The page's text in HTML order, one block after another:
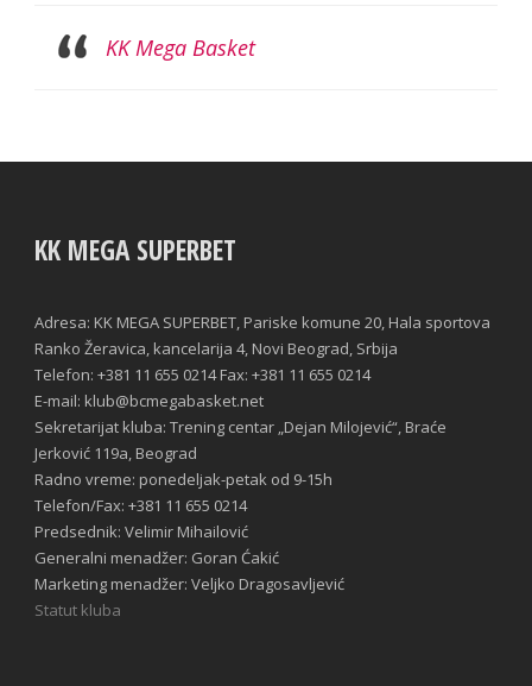
KK Mega Basket
KK MEGA SUPERBET
Adresa: KK MEGA SUPERBET, Pariske komune 20, Hala sportova
Ranko Žeravica, kancelarija 4, Novi Beograd, Srbija
Telefon: +381 11 655 0214 Fax: +381 11 655 0214
E-mail: klub@bcmegabasket.net
Sekretarijat kluba: Trening centar „Dejan Milojević“, Braće
Jerković 119a, Beograd
Radno vreme: ponedeljak-petak od 9-15h
Telefon/Fax: +381 11 655 0214
Predsednik: Velimir Mihailović
Generalni menadžer: Goran Ćakić
Marketing menadžer: Veljko Dragosavljević
Statut kluba